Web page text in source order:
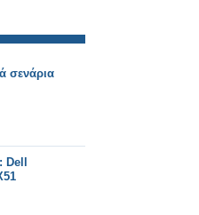
σενάρια